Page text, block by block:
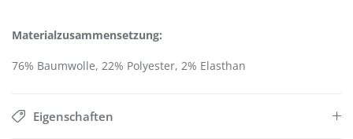
Materialzusammensetzung:
76% Baumwolle, 22% Polyester, 2% Elasthan
Eigenschaften